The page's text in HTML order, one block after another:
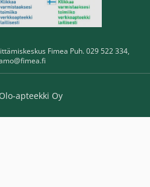
Fimea Puh. 029 522 334,
apteekki Oy